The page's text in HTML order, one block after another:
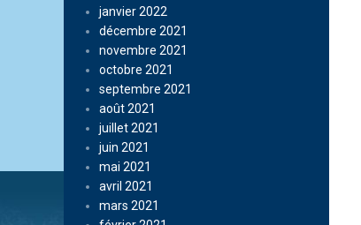
janvier 2022
décembre 2021
novembre 2021
octobre 2021
septembre 2021
août 2021
juillet 2021
juin 2021
mai 2021
avril 2021
mars 2021